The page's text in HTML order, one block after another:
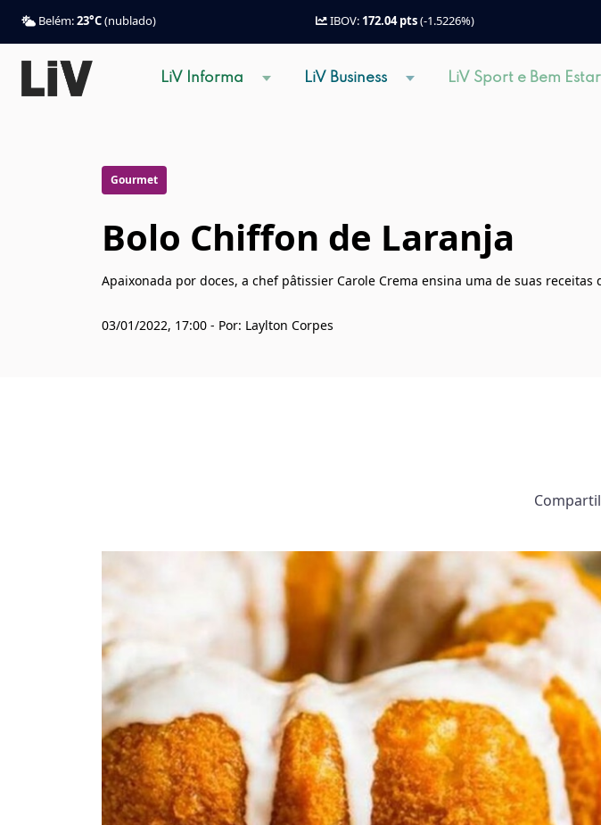
Belém:23°C(nublado) IBOV: 172.04 pts(-1.5226%)
LiV Informa LiV Business LiV Sport e Bem Estar
Gourmet
Bolo Chiffon de Laranja
Apaixonada por doces, a chef pâtissier Carole Crema ensina uma de suas receitas
03/01/2022, 17:00 - Por: Laylton Corpes